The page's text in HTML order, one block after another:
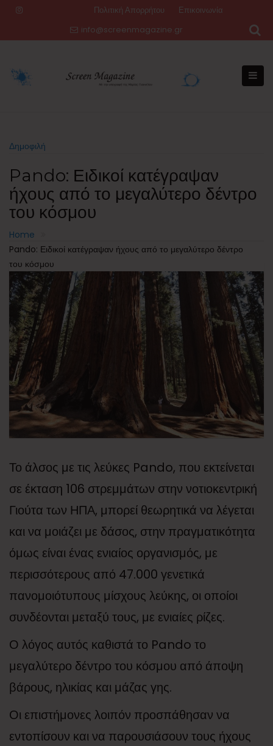
Πολιτική Απορρήτου
Επικοινωνία
info@screenmagazine.gr
Δημοφιλή
Pando: Ειδικοί κατέγραψαν
ήχους από το μεγαλύτερο δέντρο
του κόσμου
Home
Pando: Ειδικοί κατέγραψαν ήχους από το μεγαλύτερο δέντρο
του κόσμου
Το άλσος με τις λεύκες Pando, που εκτείνεται
σε έκταση 106 στρεμμάτων στην νοτιοκεντρική
Γιούτα των ΗΠΑ, μπορεί θεωρητικά να λέγεται
και να μοιάζει με δάσος, στην πραγματικότητα
όμως είναι ένας ενιαίος οργανισμός, με
περισσότερους από 47.000 γενετικά
πανομοιότυπους μίσχους λεύκης, οι οποίοι
συνδέονται μεταξύ τους, με ενιαίες ρίζες.
Ο λόγος αυτός καθιστά το Pando το
μεγαλύτερο δέντρο του κόσμου από άποψη
βάρους, ηλικίας και μάζας γης.
Οι επιστήμονες λοιπόν προσπάθησαν να
εντοπίσουν και να παρουσιάσουν τους ήχους